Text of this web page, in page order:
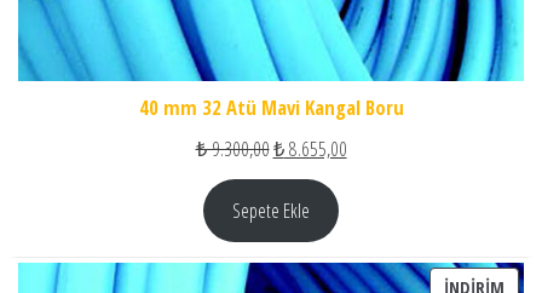
40 mm 32 Atü Mavi Kangal Boru
₺9.300,00Orijinal fiyat: ₺ 9.300,00.
₺8.655,00Şu andaki fiyat: ₺ 8.655,00.
Sepete Ekle
İNDIRIM